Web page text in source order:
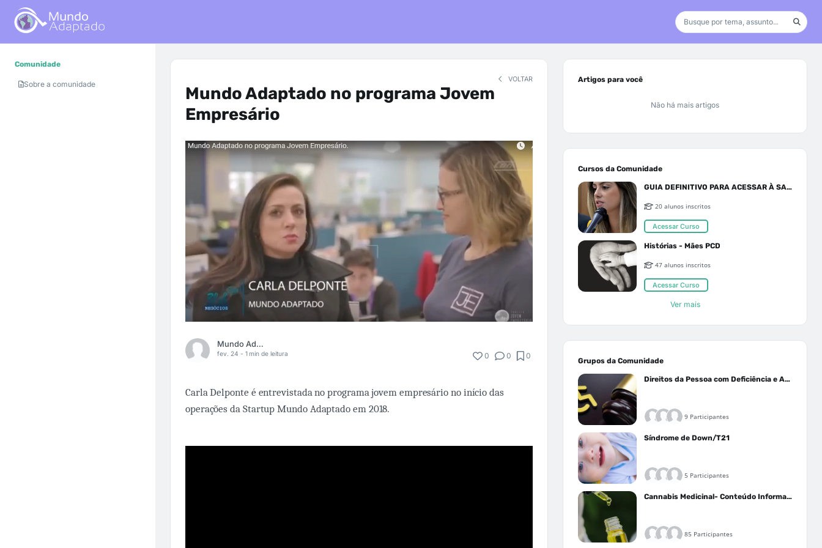
Comunidade
Sobre a comunidade
VOLTAR
Mundo Adaptado no programa Jovem
Empresário
Mundo Adaptado
fev. 24 - 1 min de leitura 0 0 0
Carla Delponte é entrevistada no programa jovem empresário no início das
operações da Startup Mundo Adaptado em 2018.
Artigos para você
Não há mais artigos
Cursos da Comunidade
GUIA DEFINITIVO PARA ACESSAR À SAÚDE PELO SUS OU PLANO DE SAÚDE
20 alunos inscritos
Acessar Curso
Histórias - Mães PCD
47 alunos inscritos
Acessar Curso
Ver mais
Grupos da Comunidade
Direitos da Pessoa com Deficiência e Autistas
9 Participantes
Síndrome de Down/T21
5 Participantes
Cannabis Medicinal- Conteúdo Informativo
85 Participantes